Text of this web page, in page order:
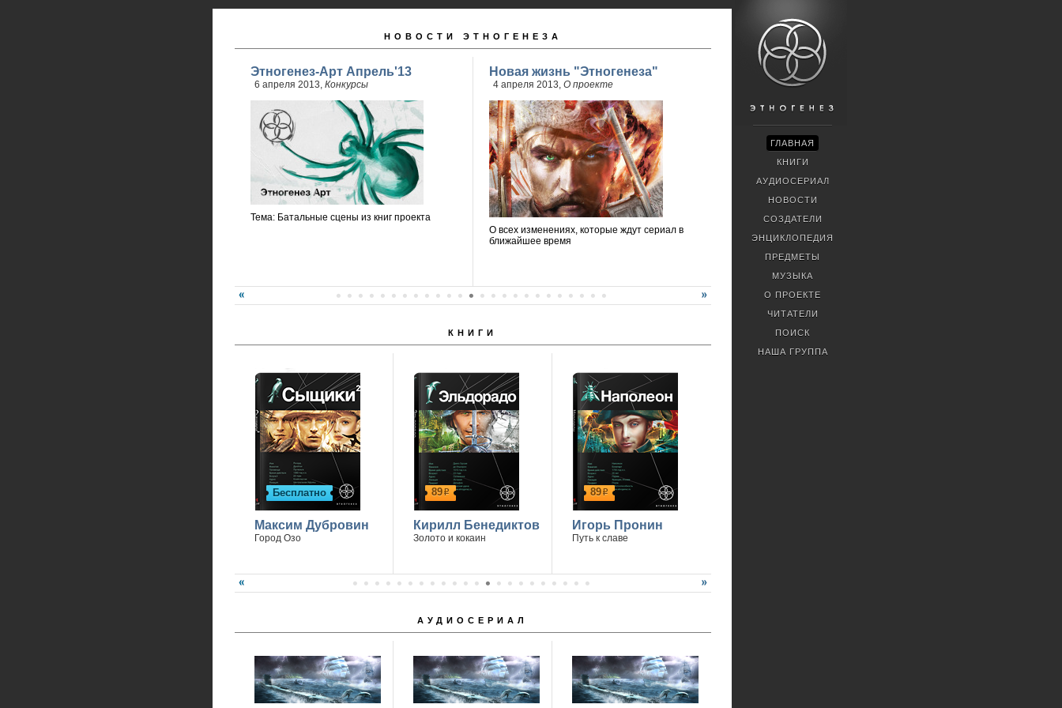
НОВОСТИ ЭТНОГЕНЕЗА
Этногенез-Арт Апрель'13
6 апреля 2013, Конкурсы
Тема: Батальные сцены из книг проекта
Новая жизнь "Этногенеза"
4 апреля 2013, О проекте
О всех изменениях, которые ждут сериал в
ближайшее время
КНИГИ
Бесплатно
Максим Дубровин
Город Озо
89р
Кирилл Бенедиктов
Золото и кокаин
89р
Игорь Пронин
Путь к славе
АУДИОСЕРИАЛ
ГЛАВНАЯ
КНИГИ
АУДИОСЕРИАЛ
НОВОСТИ
СОЗДАТЕЛИ
ЭНЦИКЛОПЕДИЯ
ПРЕДМЕТЫ
МУЗЫКА
О ПРОЕКТЕ
ЧИТАТЕЛИ
ПОИСК
НАША ГРУППА